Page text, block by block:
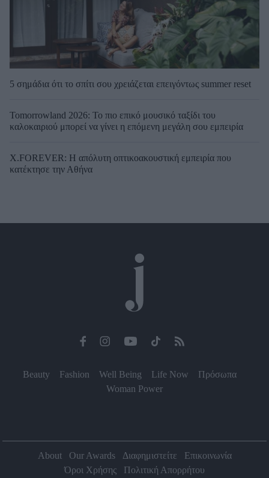
5 σημάδια ότι το σπίτι σου χρειάζεται επειγόντως summer reset
Tomorrowland 2026: Το πιο επικό μουσικό ταξίδι του
καλοκαιριού μπορεί να γίνει η επόμενη μεγάλη σου εμπειρία
X.FOREVER: Η απόλυτη οπτικοακουστική εμπειρία που
κατέκτησε την Αθήνα
Beauty Fashion Well Being Life Now
Πρόσωπα
Woman Power
About Our Awards Διαφημιστείτε
Επικοινωνία
Όροι Χρήσης
Πολιτική Απορρήτου